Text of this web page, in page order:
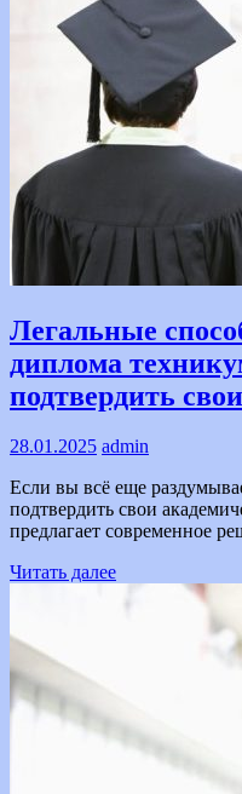
Легальные
диплома
подтвердить
28.01.2025 admin
Если вы всё еще
подтвердить свои
предлагает современное
Читать далее